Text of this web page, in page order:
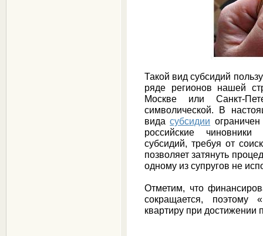
Такой вид субсидий
ряде регионов нашей
Москве или Санкт-
символической. В
видасубсидии
российские чиновники
субсидий, требуя от
позволяет затянуть
одному из супругов не
Отметим, что
сокращается, поэтому
квартиру при достижении